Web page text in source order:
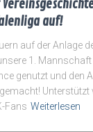
auf!
auf der Anlage
1. Mannschaft
genutzt und den
Unterstützt
Fans Weiterlesen